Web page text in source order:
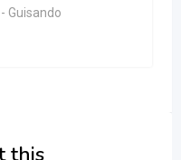
Guisando